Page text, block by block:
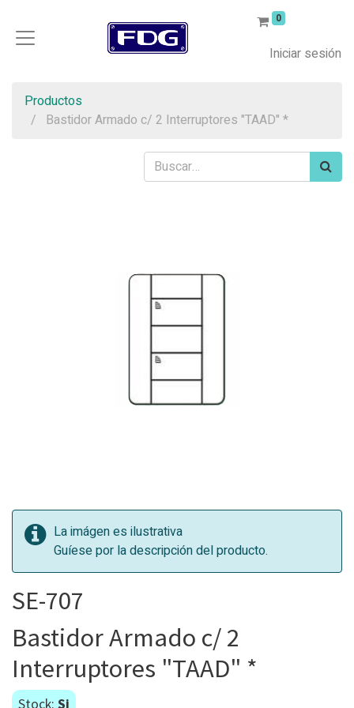
0
Iniciar sesión
Productos
Bastidor Armado c/ 2 Interruptores "TAAD" *
La imágen es ilustrativa
Guíese por la descripción del producto.
SE-707
Bastidor Armado c/ 2
Interruptores "TAAD" *
Stock: Si